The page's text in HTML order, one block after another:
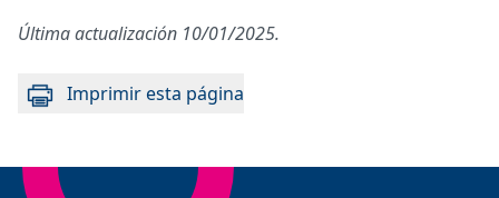
Última actualización 10/01/2025.
Imprimir esta página